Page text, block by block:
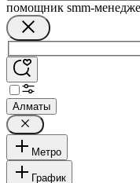
помощник smm-
Алматы
Метро
График